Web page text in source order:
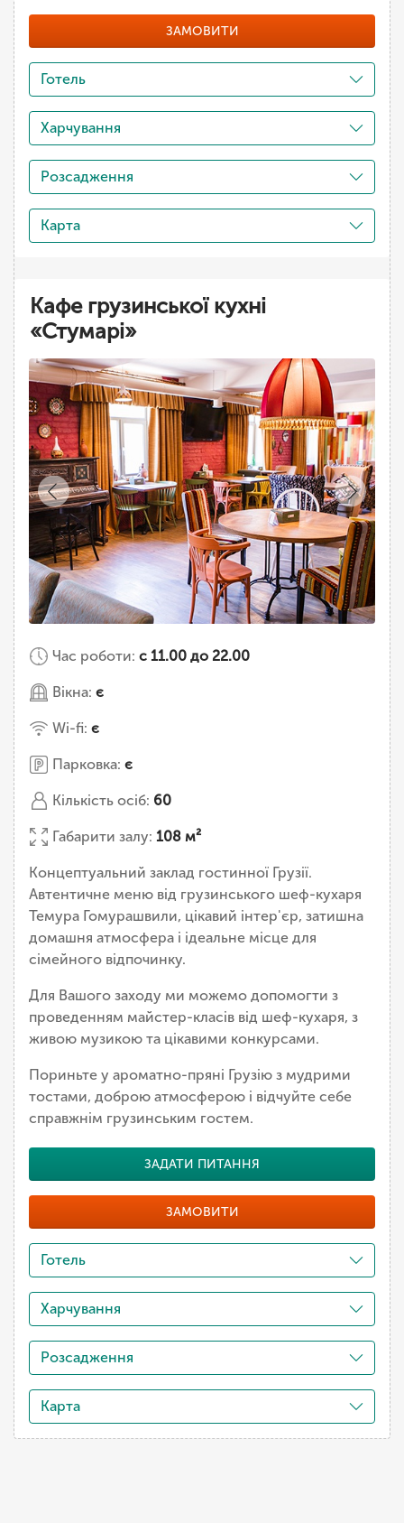
ЗАМОВИТИ
Готель
Харчування
Розсадження
Карта
Кафе грузинської кухні
«Стумарі»
Час роботи: с 11.00 до 22.00
Вікна: є
Wi-fi: є
Парковка: є
Кількість осіб: 60
Габарити залу: 108 м²
Концептуальний заклад гостинної Грузії.
Автентичне меню від грузинського шеф-кухаря
Темура Гомурашвили, цікавий інтер'єр, затишна
домашня атмосфера і ідеальне місце для
сімейного відпочинку.
Для Вашого заходу ми можемо допомогти з
проведенням майстер-класів від шеф-кухаря, з
живою музикою та цікавими конкурсами.
Пориньте у ароматно-пряні Грузію з мудрими
тостами, доброю атмосферою і відчуйте себе
справжнім грузинським гостем.
ЗАДАТИ ПИТАННЯ
ЗАМОВИТИ
Готель
Харчування
Розсадження
Карта